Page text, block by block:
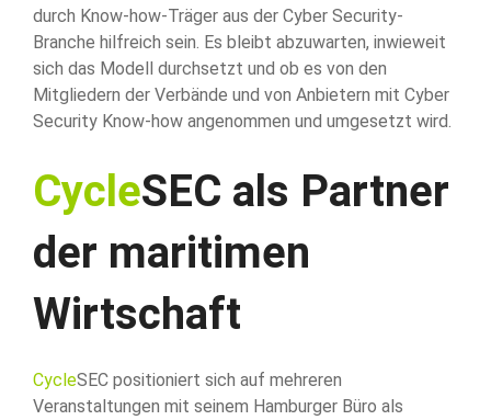
durch Know-how-Träger aus der Cyber Security-
Branche hilfreich sein. Es bleibt abzuwarten, inwieweit
sich das Modell durchsetzt und ob es von den
Mitgliedern der Verbände und von Anbietern mit Cyber
Security Know-how angenommen und umgesetzt wird.
CycleSEC als Partner
der maritimen
Wirtschaft
CycleSEC positioniert sich auf mehreren
Veranstaltungen mit seinem Hamburger Büro als